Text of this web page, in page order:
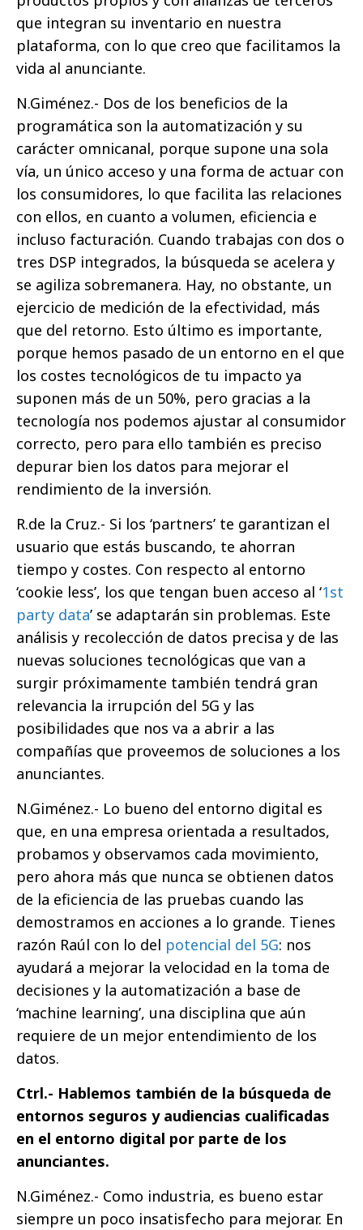
que integran su inventario en nuestra
plataforma, con lo que creo que facilitamos la
vida al anunciante.
N.Giménez.- Dos de los beneficios de la
programática son la automatización y su
carácter omnicanal, porque supone una sola
vía, un único acceso y una forma de actuar con
los consumidores, lo que facilita las relaciones
con ellos, en cuanto a volumen, eficiencia e
incluso facturación. Cuando trabajas con dos o
tres DSP integrados, la búsqueda se acelera y
se agiliza sobremanera. Hay, no obstante, un
ejercicio de medición de la efectividad, más
que del retorno. Esto último es importante,
porque hemos pasado de un entorno en el que
los costes tecnológicos de tu impacto ya
suponen más de un 50%, pero gracias a la
tecnología nos podemos ajustar al consumidor
correcto, pero para ello también es preciso
depurar bien los datos para mejorar el
rendimiento de la inversión.
R.de la Cruz.- Si los ‘partners’ te garantizan el
usuario que estás buscando, te ahorran
tiempo y costes. Con respecto al entorno
‘cookie less’, los que tengan buen acceso al ‘1st
party data’ se adaptarán sin problemas. Este
análisis y recolección de datos precisa y de las
nuevas soluciones tecnológicas que van a
surgir próximamente también tendrá gran
relevancia la irrupción del 5G y las
posibilidades que nos va a abrir a las
compañías que proveemos de soluciones a los
anunciantes.
N.Giménez.- Lo bueno del entorno digital es
que, en una empresa orientada a resultados,
probamos y observamos cada movimiento,
pero ahora más que nunca se obtienen datos
de la eficiencia de las pruebas cuando las
demostramos en acciones a lo grande. Tienes
razón Raúl con lo del potencial del 5G: nos
ayudará a mejorar la velocidad en la toma de
decisiones y la automatización a base de
‘machine learning’, una disciplina que aún
requiere de un mejor entendimiento de los
datos.
Ctrl.- Hablemos también de la búsqueda de
entornos seguros y audiencias cualificadas
en el entorno digital por parte de los
anunciantes.
N.Giménez.- Como industria, es bueno estar
siempre un poco insatisfecho para mejorar. En